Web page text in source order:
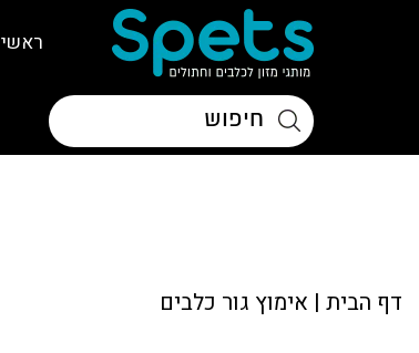
ראשי
דף הבית | אימוץ גור כלבים